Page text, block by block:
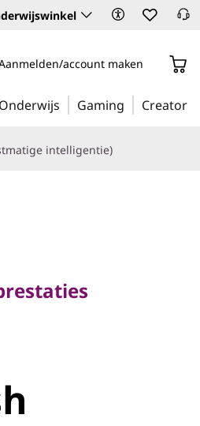
account maken
Onderwijs Gaming Creator
intelligentie)